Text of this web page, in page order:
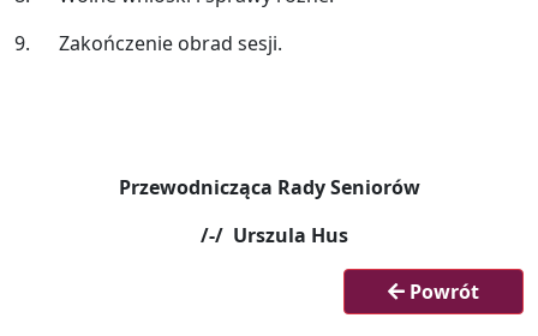
9. Zakończenie obrad sesji.
Przewodnicząca Rady Seniorów
/-/ Urszula Hus
Powrót